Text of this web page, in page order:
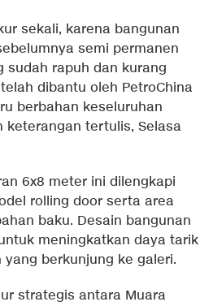
sekali, karena bangunan
semi permanen
sudah rapuh dan kurang
dibantu oleh PetroChina
berbahan keseluruhan
keterangan tertulis, Selasa
6x8 meter ini dilengkapi
rolling door serta area
baku. Desain bangunan
meningkatkan daya tarik
berkunjung ke galeri.
strategis antara Muara